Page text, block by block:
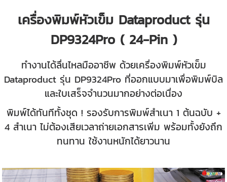
เครื่องพิมพ์หัวเข็ม Dataproduct รุ่น
DP9324Pro ( 24-Pin )
ทำงานได้ลื่นไหลมืออาชีพ ด้วยเครื่องพิมพ์หัวเข็ม
Dataproduct รุ่น DP9324Pro ที่ออกแบบมาเพื่อพิมพ์บิล
และใบเสร็จจำนวนมากอย่างต่อเนื่อง
พิมพ์ได้ทันทีทั้งชุด ! รองรับการพิมพ์สำเนา 1 ต้นฉบับ +
4 สำเนา ไม่ต้องเสียเวลาถ่ายเอกสารเพิ่ม พร้อมทั้งยังถึก
ทนทาน ใช้งานหนักได้ยาวนาน